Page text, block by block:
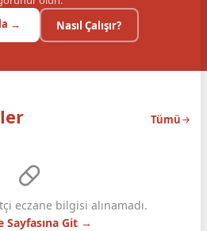
→
Nasıl Çalışır?
Tümü
eczane bilgisi alınamadı.
Sayfasına Git →